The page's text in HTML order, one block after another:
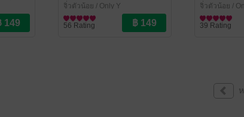
จิ่วตัวน้อย / Only Y
นิยายรักจีนโบราณ
56 Rating
จิ่วตัวน้อย /
นิยายรักจีนโบ
39 Rating